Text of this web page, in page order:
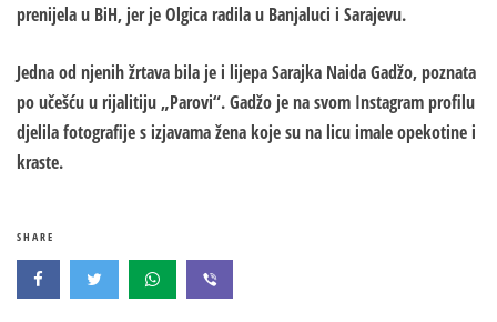
prenijela u BiH, jer je Olgica radila u Banjaluci i Sarajevu.
Jedna od njenih žrtava bila je i lijepa Sarajka Naida Gadžo, poznata
po učešću u rijalitiju „Parovi“. Gadžo je na svom Instagram profilu
djelila fotografije s izjavama žena koje su na licu imale opekotine i
kraste.
SHARE